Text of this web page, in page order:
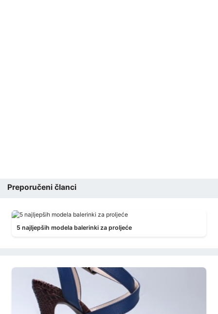
Preporučeni članci
5 najljepših modela balerinki za proljeće